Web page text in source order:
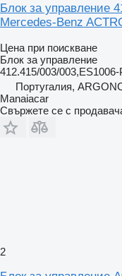
Блок за управление
Mercedes-Benz
Цена при поискване
Блок за управление
412.415/003/
Португалия,
Manaiacar
Свържете се с
2